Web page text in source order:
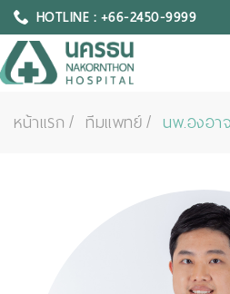
HOTLINE : +66-2450-9999
หน้าแรก ทีมแพทย์ นพ.องอา